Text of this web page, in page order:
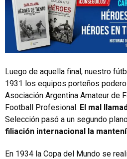
Luego de aquella final, nuestro
1931 los equipos porteños
Asociación Argentina Amateur de
Football Profesional. El mal
Selección pasó a un segundo
filiación internacional la
En 1934 la Copa del Mundo se